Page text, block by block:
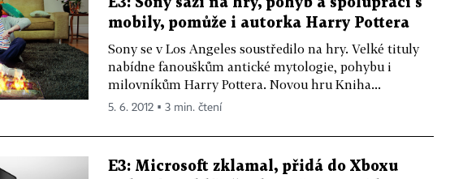
E3: Sony sází na hry, pohyb a spolupráci s
mobily, pomůže i autorka Harry Pottera
Sony se v Los Angeles soustředilo na hry. Velké tituly
nabídne fanouškům antické mytologie, pohybu i
milovníkům Harry Pottera. Novou hru Kniha...
5. 6. 2012 ▪ 3 min. čtení
E3: Microsoft zklamal, přidá do Xboxu